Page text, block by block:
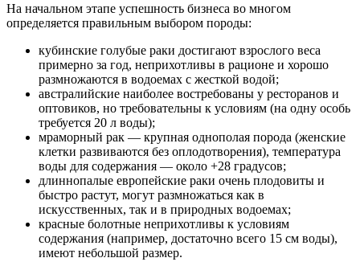
На начальном этапе успешность бизнеса во многом
определяется правильным выбором породы:
кубинские голубые раки достигают взрослого веса
примерно за год, неприхотливы в рационе и хорошо
размножаются в водоемах с жесткой водой;
австралийские наиболее востребованы у ресторанов и
оптовиков, но требовательны к условиям (на одну особь
требуется 20 л воды);
мраморный рак — крупная однополая порода (женские
клетки развиваются без оплодотворения), температура
воды для содержания — около +28 градусов;
длиннопалые европейские раки очень плодовиты и
быстро растут, могут размножаться как в
искусственных, так и в природных водоемах;
красные болотные неприхотливы к условиям
содержания (например, достаточно всего 15 см воды),
имеют небольшой размер.